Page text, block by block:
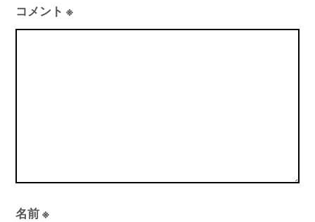
コメント※
名前※